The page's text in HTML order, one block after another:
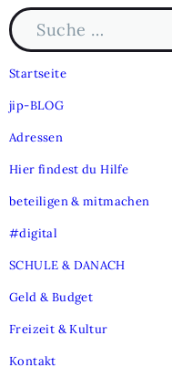
Suche nach:
Startseite
jip-BLOG
Adressen
Hier findest du Hilfe
beteiligen & mitmachen
#digital
SCHULE & DANACH
Geld & Budget
Freizeit & Kultur
Kontakt